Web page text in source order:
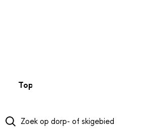
Top 50